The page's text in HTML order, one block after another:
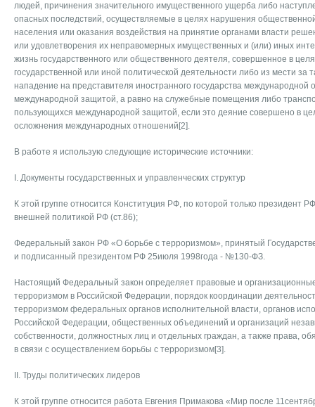
людей, причинения значительного имущественного ущерба либо
опасных последствий, осуществляемые в целях нарушения
населения или оказания воздействия на принятие органами власти
или удовлетворения их неправомерных имущественных и (или) иных
жизнь государственного или общественного деятеля, совершенное в
государственной или иной политической деятельности либо из мести за
нападение на представителя иностранного государства международной
международной защитой, а равно на служебные помещения либо
пользующихся международной защитой, если это деяние совершено в
осложнения международных отношений[2].
В работе я использую следующие исторические источники:
I. Документы государственных и управленческих структур
К этой группе относится Конституция РФ, по которой только президент
внешней политикой РФ (ст.86);
Федеральный закон РФ «О борьбе с терроризмом», принятый
и подписанный президентом РФ 25июля 1998года - №130-ФЗ.
Настоящий Федеральный закон определяет правовые и
терроризмом в Российской Федерации, порядок координации
терроризмом федеральных органов исполнительной власти, органов
Российской Федерации, общественных объединений и организаций
собственности, должностных лиц и отдельных граждан, а также права,
в связи с осуществлением борьбы с терроризмом[3].
II. Труды политических лидеров
К этой группе относится работа Евгения Примакова «Мир после